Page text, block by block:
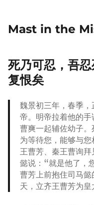
Mast in the
死乃可忍，吾
复恨矣
魏景初三年，春季
帝。明帝拉着他的
曹爽一起辅佐幼子
为等待您，能够与
王曹芳、秦王曹询
懿说：“就是他了，
曹芳上前抱住司马
天，立齐王曹芳为皇